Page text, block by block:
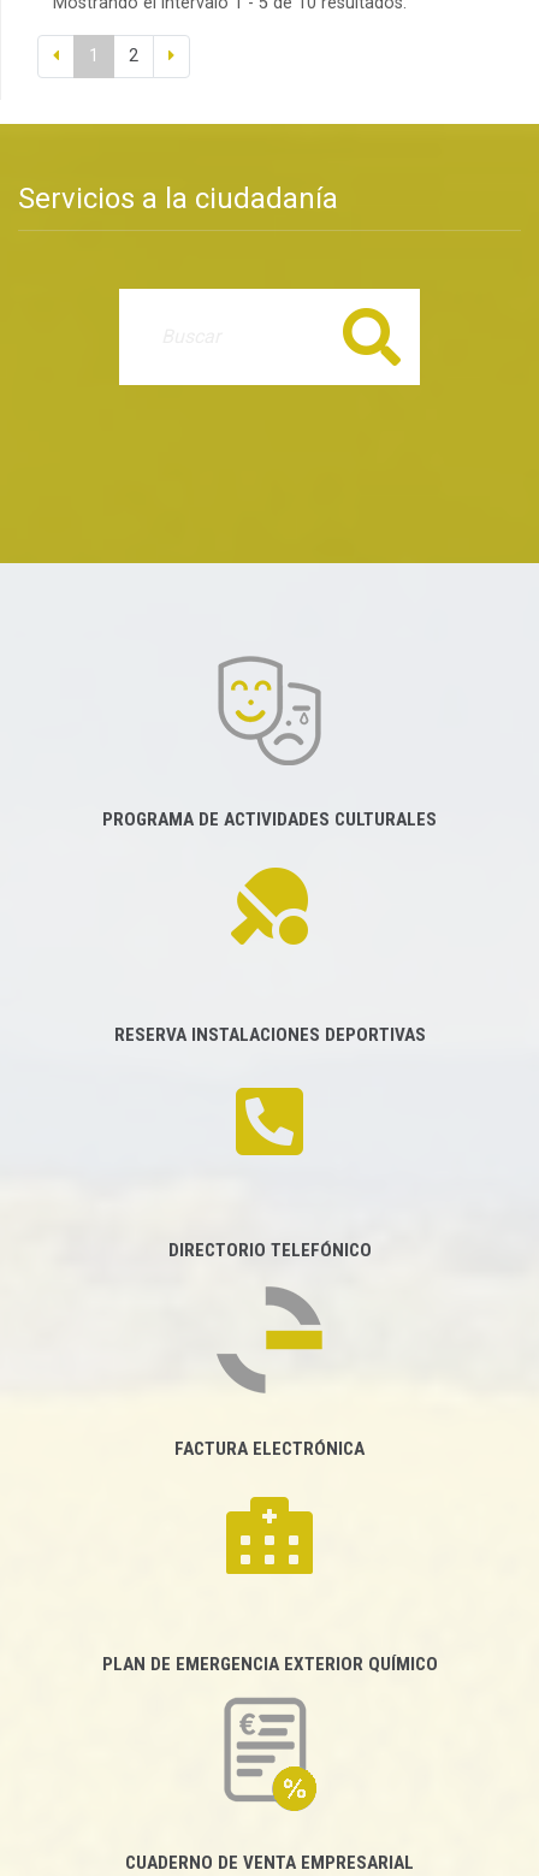
1 2
Servicios a la ciudadanía
Buscar
PROGRAMA DE ACTIVIDADES CULTURALES
RESERVA INSTALACIONES DEPORTIVAS
DIRECTORIO TELEFÓNICO
FACTURA ELECTRÓNICA
PLAN DE EMERGENCIA EXTERIOR QUÍMICO
CUADERNO DE VENTA EMPRESARIAL